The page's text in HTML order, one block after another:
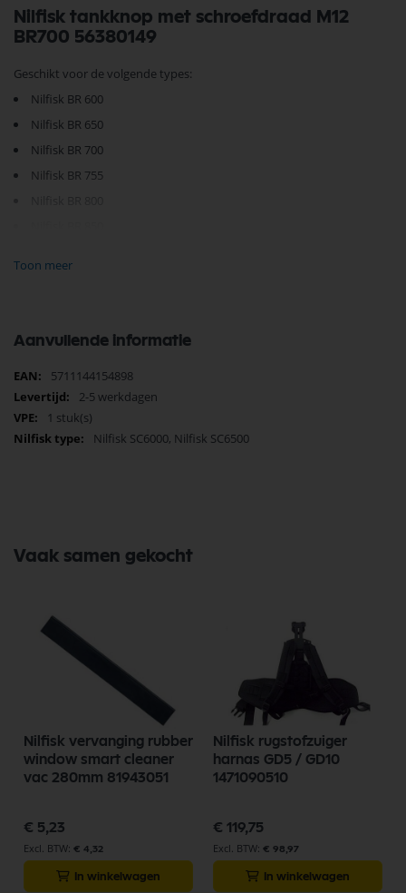
Nilfisk tankknop met schroefdraad M12
BR700 56380149
Geschikt voor de volgende types:
Nilfisk BR 600
Nilfisk BR 650
Nilfisk BR 700
Nilfisk BR 755
(was 56407114)
Je vindt dit product in;
Nilfisk Onderdelen
Nilfisk Onderdelen
Koop nu de Nilfisk tankknop met schroefdraad M12 BR700 56380149
een uitgebreid assortiment, scherpe prijzen, en snelle levering. Ontdek
de kwaliteit en betrouwbaarheid van Nilfisk Onderdelen vandaag nog
en bestel eenvoudig online.
Bekijk meer Nilfisk Onderdelen
Toon meer
Aanvullende informatie
Meer
informatie
5711144154898
2-5 werkdagen
1 stuk(s)
Nilfisk SC6000, Nilfisk SC6500
Vaak samen gekocht
Nilfisk vervanging rubber
window smart cleaner
vac 280mm 81943051
€ 5,23
€ 4,32
In winkelwagen
Nilfisk rugstofzuiger
harnas GD5 / GD10
1471090510
€ 119,75
€ 98,97
In winkelwagen